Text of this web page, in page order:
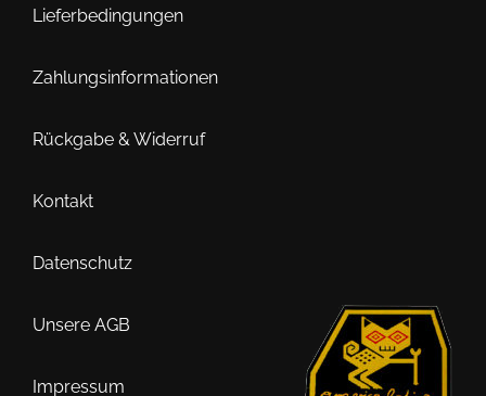
Lieferbedingungen
Zahlungsinformationen
Rückgabe & Widerruf
Kontakt
Datenschutz
Unsere AGB
Impressum